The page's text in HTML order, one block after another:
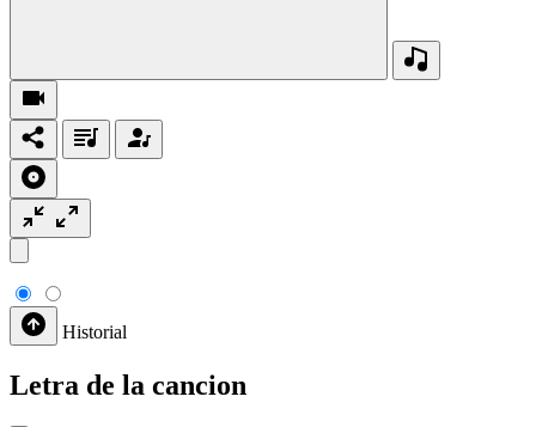
Historial
Letra de la cancion